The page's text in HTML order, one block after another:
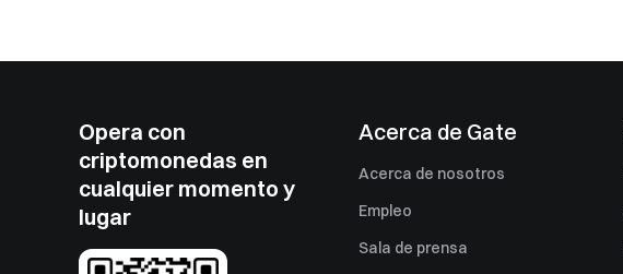
Opera con
criptomonedas en
cualquier momento y
lugar
Acerca de Gate
Acerca de nosotros
Empleo
Sala de prensa